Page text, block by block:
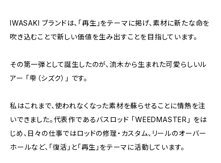
IWASAKI ブランドは、「再生」をテーマに掲げ、素材に新たな命を
吹き込むことで新しい価値を生み出すことを目指しています。
その第一弾として誕生したのが、流木から生まれた可愛らしいル
アー 「雫（シズク）」 です。
私はこれまで、使われなくなった素材を蘇らせることに情熱を注
いできました。代表作であるバスロッド 「WEEDMASTER」 をは
じめ、日々の仕事ではロッドの修理・カスタム、リールのオーバー
ホールなど、「復活」と「再生」をテーマに活動しています。